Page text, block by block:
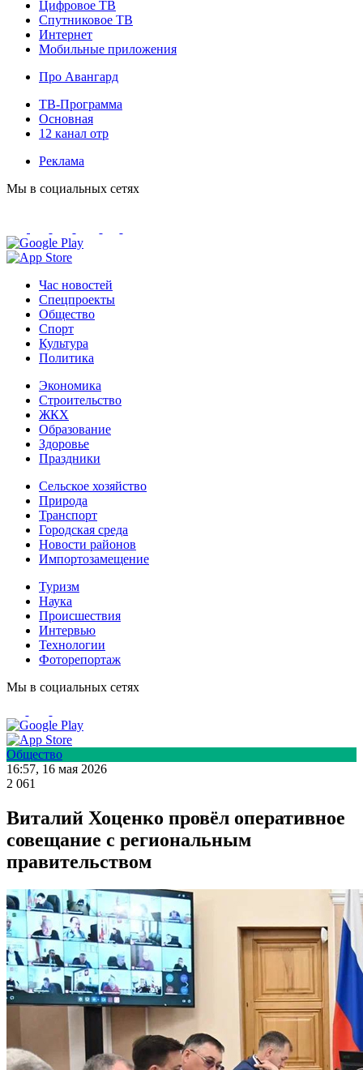
Цифровое ТВ
Спутниковое ТВ
Интернет
Мобильные приложения
Про Авангард
ТВ-Программа
Основная
12 канал отр
Реклама
Мы в социальных сетях
Час новостей
Спецпроекты
Общество
Спорт
Культура
Политика
Экономика
Строительство
ЖКХ
Образование
Здоровье
Праздники
Сельское хозяйство
Природа
Транспорт
Городская среда
Новости районов
Импортозамещение
Туризм
Наука
Происшествия
Интервью
Технологии
Фоторепортаж
Мы в социальных сетях
Общество
16:57, 16 мая 2026
2 061
Виталий Хоценко провёл оперативное
совещание с региональным
правительством